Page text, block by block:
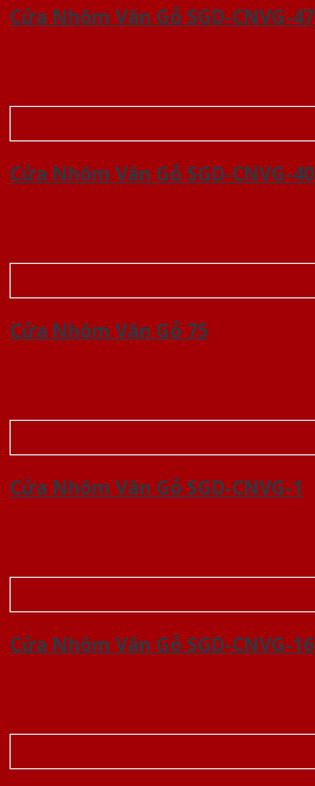
Cửa Nhôm Vân Gỗ SGD-CNVG-47
Cửa Nhôm Vân Gỗ SGD-CNVG-40
Cửa Nhôm Vân Gỗ 75
Cửa Nhôm Vân Gỗ SGD-CNVG-1
Cửa Nhôm Vân Gỗ SGD-CNVG-16